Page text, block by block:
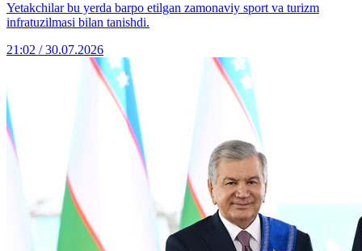
Yetakchilar bu yerda barpo etilgan zamonaviy sport va turizm
infratuzilmasi bilan tanishdi.
21:02 / 30.07.2026